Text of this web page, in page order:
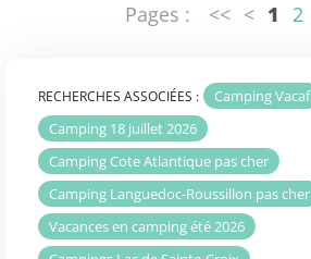
Pages : << < 1 2
RECHERCHES ASSOCIÉES :
Camping Vacaf
Camping 18 juillet 2026
Camping Cote Atlantique pas cher
Camping Languedoc-Roussillon pas cher
Vacances en camping été 2026